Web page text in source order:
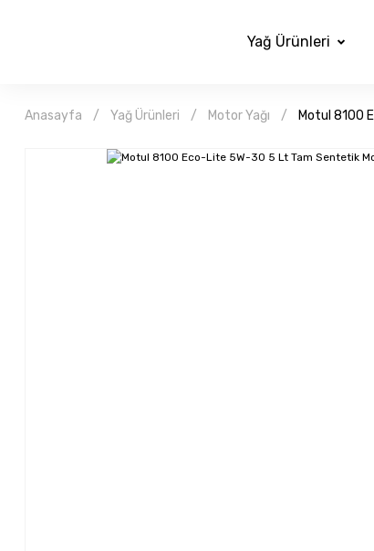
Yağ Ürünleri
Anasayfa Yağ Ürünleri Motor Yağı Motul 8100